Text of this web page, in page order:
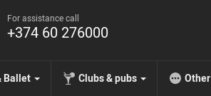
For assistance call
+374 60 276000
Ballet Clubs & pubs Other